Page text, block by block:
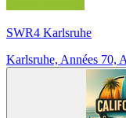
SWR4 Karlsruhe
Karlsruhe, Années 70,